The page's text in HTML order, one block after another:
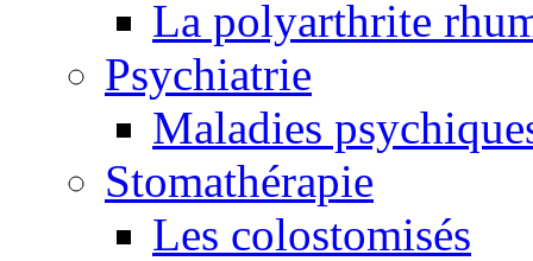
La polyarthrite
Psychiatrie
Maladies
Stomathérapie
Les colostomisés